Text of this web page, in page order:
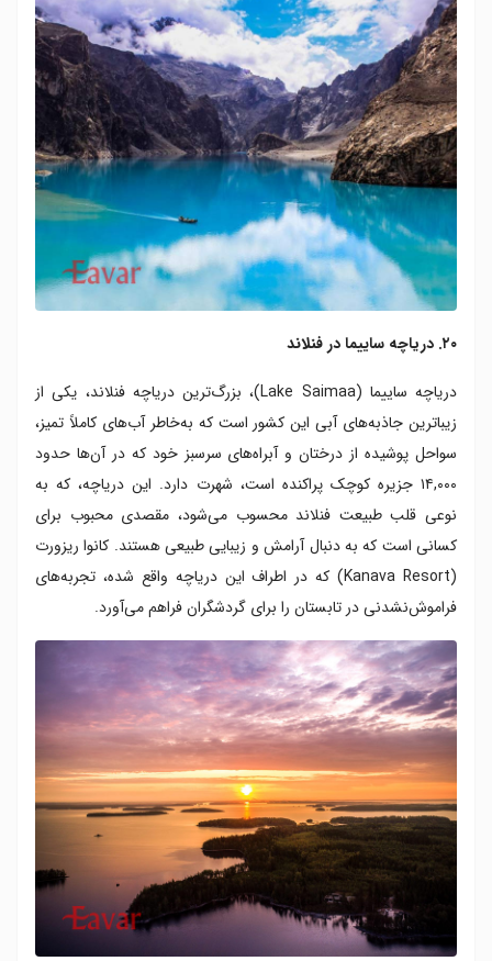
۲۰. دریاچه ساییما در فنلاند
دریاچه ساییما (Lake Saimaa)، بزرگ‌ترین دریاچه فنلاند، یکی از
زیباترین جاذبه‌های آبی این کشور است که به‌خاطر آب‌های کاملاً تمیز،
سواحل پوشیده از درختان و آبراه‌های سرسبز خود که در آن‌ها حدود
۱۴,۰۰۰ جزیره کوچک پراکنده است، شهرت دارد. این دریاچه، که به
نوعی قلب طبیعت فنلاند محسوب می‌شود، مقصدی محبوب برای
کسانی است که به دنبال آرامش و زیبایی طبیعی هستند. کانوا ریزورت
(Kanava Resort) که در اطراف این دریاچه واقع شده، تجربه‌های
فراموش‌نشدنی در تابستان را برای گردشگران فراهم می‌آورد.